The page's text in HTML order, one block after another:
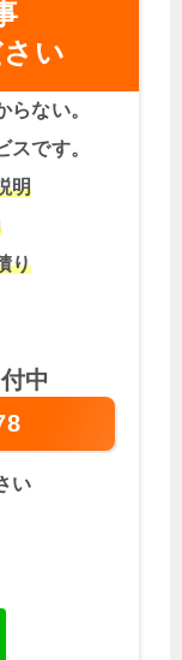
い
ない。
です。
明
り
中
い